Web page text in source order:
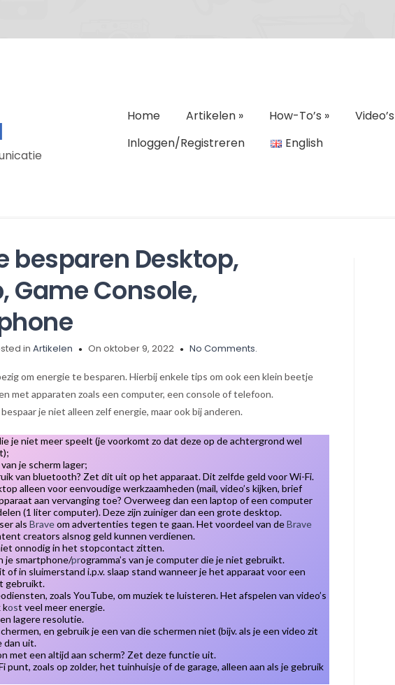
Home Artikelen» How-To’s » Video’s
Inloggen/Registreren
English
besparen Desktop,
Game Console,
inArtikelen On oktober 9, 2022 No Comments.
om energie te besparen. Hierbij enkele tips om ook een klein beetje
met apparaten zoals een computer, een console of telefoon.
je niet alleen zelf energie, maar ook bij anderen.
je niet meer speelt (je voorkomt zo dat deze op de achtergrond wel
je scherm lager;
van bluetooth? Zet dit uit op het apparaat. Dit zelfde geld voor Wi-Fi.
alleen voor eenvoudige werkzaamheden (mail, video’s kijken, brief
aan vervanging toe? Overweeg dan een laptop of een computer
(1 liter computer). Deze zijn zuiniger dan een grote desktop.
alsBraveom advertenties tegen te gaan. Het voordeel van deBrave
creators alsnog geld kunnen verdienen.
onnodig in het stopcontact zitten.
je smartphone/programma’s van je computer die je niet gebruikt.
of in sluimerstand i.p.v. slaap stand wanneer je het apparaat voor een
gebruikt.
zoals YouTube, om muziek te luisteren. Het afspelen van video’s
kost veel meer energie.
lagere resolutie.
en gebruik je een van die schermen niet (bijv. als je een video zit
dan uit.
met een altijd aan scherm? Zet deze functie uit.
punt, zoals op zolder, het tuinhuisje of de garage, alleen aan als je gebruik